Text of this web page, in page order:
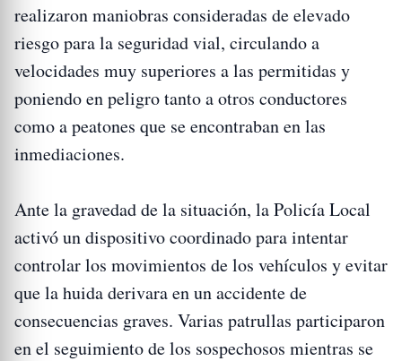
realizaron maniobras consideradas de elevado
riesgo para la seguridad vial, circulando a
velocidades muy superiores a las permitidas y
poniendo en peligro tanto a otros conductores
como a peatones que se encontraban en las
inmediaciones.
Ante la gravedad de la situación, la Policía Local
activó un dispositivo coordinado para intentar
controlar los movimientos de los vehículos y evitar
que la huida derivara en un accidente de
consecuencias graves. Varias patrullas participaron
en el seguimiento de los sospechosos mientras se